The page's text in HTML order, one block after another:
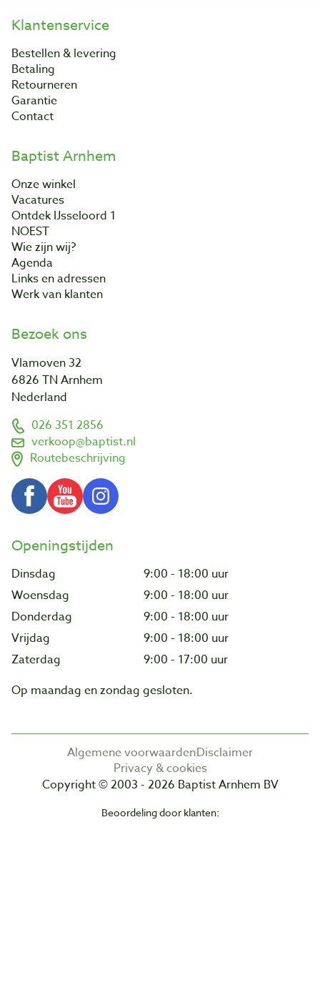
Klantenservice
Bestellen & levering
Betaling
Retourneren
Garantie
Contact
Baptist Arnhem
Onze winkel
Vacatures
Ontdek IJsseloord 1
NOEST
Wie zijn wij?
Agenda
Links en adressen
Werk van klanten
Bezoek ons
Vlamoven 32
6826 TN Arnhem
Nederland
026 351 2856
verkoop@baptist.nl
Routebeschrijving
Openingstijden
Dinsdag
9:00 - 18:00 uur
Woensdag
9:00 - 18:00 uur
Donderdag
9:00 - 18:00 uur
Vrijdag
9:00 - 18:00 uur
Zaterdag
9:00 - 17:00 uur
Op maandag en zondag gesloten.
Algemene voorwaardenDisclaimer
Privacy & cookies
Copyright © 2003 - 2026 Baptist Arnhem BV
Beoordeling door klanten: